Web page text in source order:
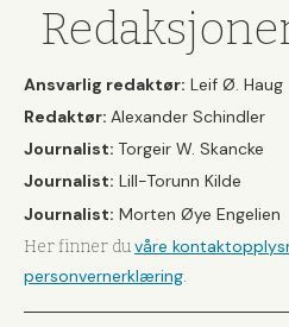
Ansvarlig redaktør: Leif Ø. Haug
Redaktør: Alexander Schindler
Journalist: Torgeir W. Skancke
Journalist: Lill-Torunn Kilde
Journalist: Morten Øye Engelien
Her finner duvåre
personvernerklæring.